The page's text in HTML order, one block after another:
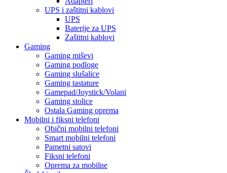
UPS i zaštitni kablovi
UPS
Baterije za UPS
Zaštitni kablovi
Gaming
Gaming miševi
Gaming podloge
Gaming slušalice
Gaming tastature
Gamepad/Joystick/Volani
Gaming stolice
Ostala Gaming oprema
Mobilni i fiksni telefoni
Obični mobilni telefoni
Smart mobilni telefoni
Pametni satovi
Fiksni telefoni
Oprema za mobilne